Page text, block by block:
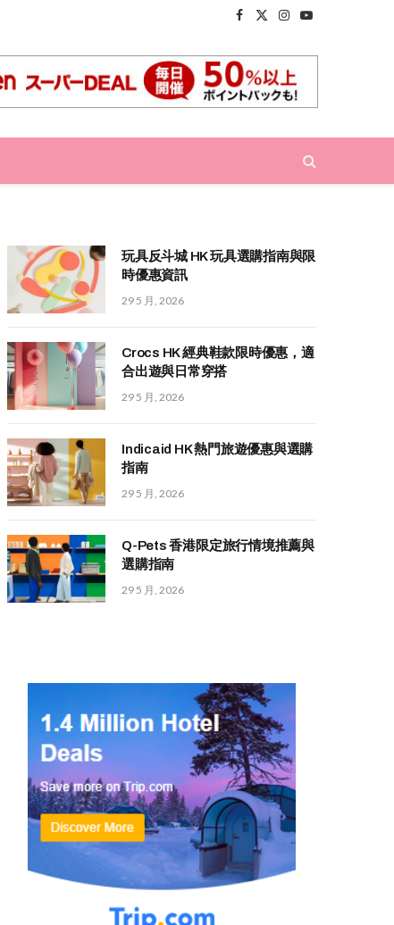
Facebook
X
Instagram
YouTube
玩具反斗城 HK 玩具選購指南與限
時優惠資訊
29 5 月, 2026
Crocs HK 經典鞋款限時優惠，適
合出遊與日常穿搭
29 5 月, 2026
Indicaid HK 熱門旅遊優惠與選購
指南
29 5 月, 2026
Q-Pets 香港限定旅行情境推薦與
選購指南
29 5 月, 2026